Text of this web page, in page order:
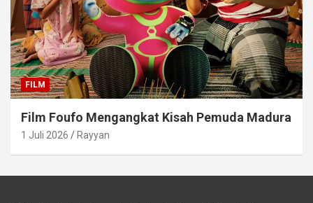
FILM
Film Foufo Mengangkat Kisah Pemuda Madura
1 Juli 2026 Rayyan